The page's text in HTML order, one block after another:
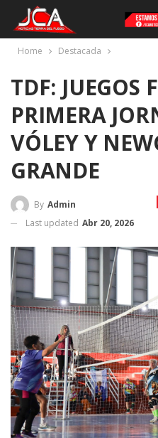
Home Destacada
TDF: JUEGOS
PRIMERA
VÓLEY Y
GRANDE
By Admin
Last updated Abr 20, 2026